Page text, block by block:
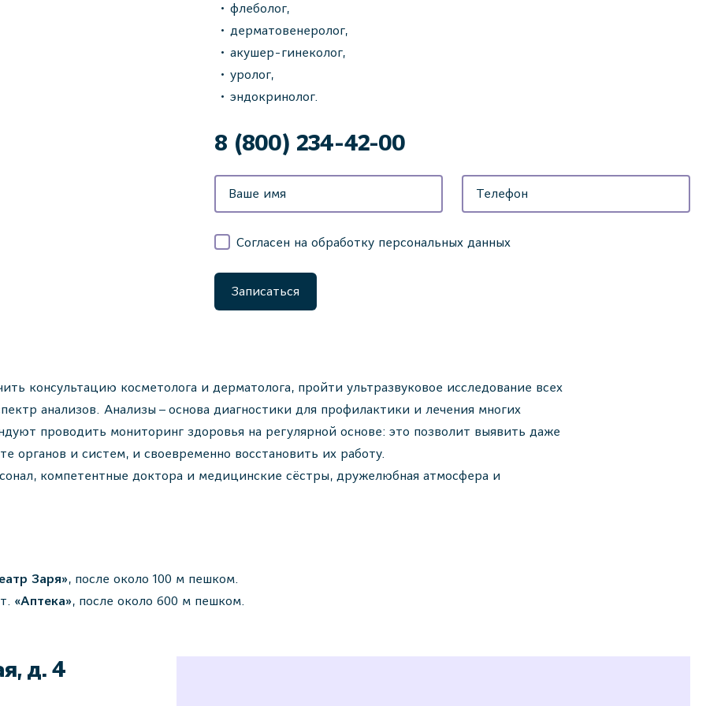
флеболог,
дерматовенеролог,
акушер-гинеколог,
уролог,
эндокринолог.
8 (800) 234-42-00
Согласен на обработку персональных данных
Записаться
консультацию косметолога и дерматолога, пройти ультразвуковое исследование всех
анализов. Анализы – основа диагностики для профилактики и лечения многих
проводить мониторинг здоровья на регулярной основе: это позволит выявить даже
органов и систем, и своевременно восстановить их работу.
компетентные доктора и медицинские сёстры, дружелюбная атмосфера и
Заря», после около 100 м пешком.
«Аптека», после около 600 м пешком.
д. 4